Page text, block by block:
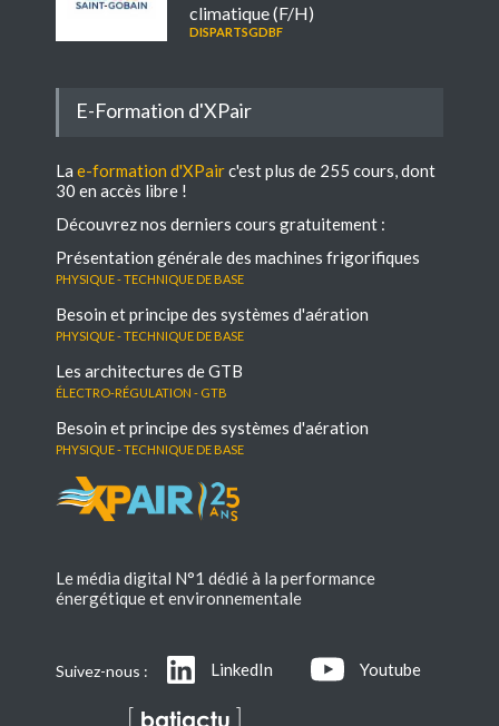
climatique (F/H)
DISPARTSGDBF
E-Formation d'XPair
La e-formation d'XPairc'est plus de 255 cours, dont
30 en accès libre !
Découvrez nos derniers cours gratuitement :
Présentation générale des machines frigorifiques
Physique - Technique de base
Besoin et principe des systèmes d'aération
Physique - Technique de base
Les architectures de GTB
électro-régulation - GTB
Besoin et principe des systèmes d'aération
Physique - Technique de base
Le média digital N°1 dédié à la performance
énergétique et environnementale
Suivez-nous : LinkedIn Youtube